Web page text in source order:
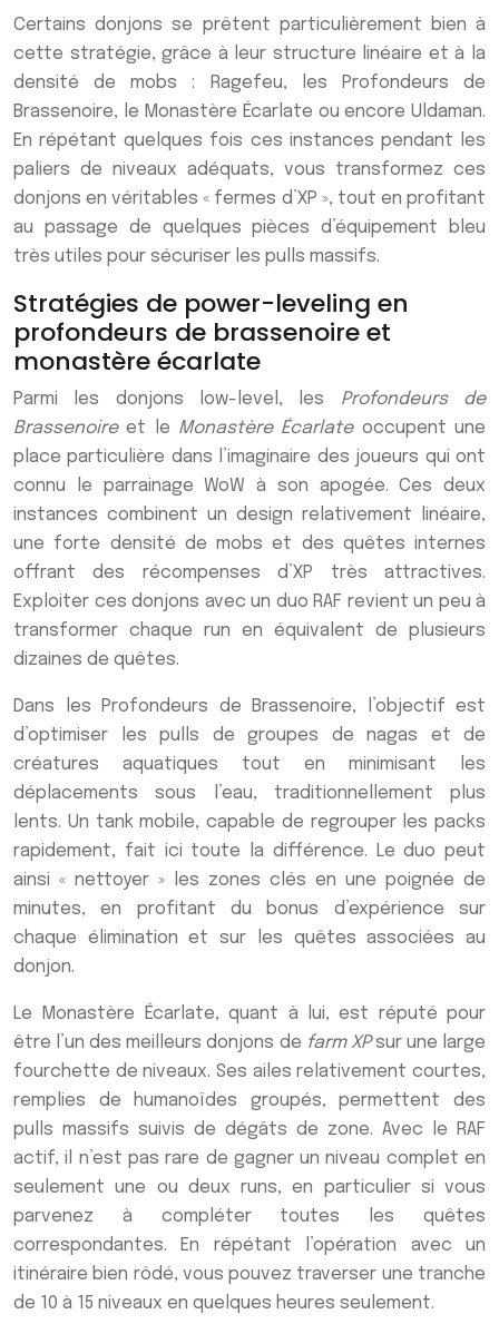
Certains donjons se prêtent particulièrement bien à
cette stratégie, grâce à leur structure linéaire et à la
densité de mobs : Ragefeu, les Profondeurs de
Brassenoire, le Monastère Écarlate ou encore Uldaman.
En répétant quelques fois ces instances pendant les
paliers de niveaux adéquats, vous transformez ces
donjons en véritables « fermes d’XP », tout en profitant
au passage de quelques pièces d’équipement bleu
très utiles pour sécuriser les pulls massifs.
Stratégies de power-leveling en
profondeurs de brassenoire et
monastère écarlate
Parmi les donjons low-level, les Profondeurs de
Brassenoireet le Monastère Écarlateoccupent une
place particulière dans l’imaginaire des joueurs qui ont
connu le parrainage WoW à son apogée. Ces deux
instances combinent un design relativement linéaire,
une forte densité de mobs et des quêtes internes
offrant des récompenses d’XP très attractives.
Exploiter ces donjons avec un duo RAF revient un peu à
transformer chaque run en équivalent de plusieurs
dizaines de quêtes.
Dans les Profondeurs de Brassenoire, l’objectif est
d’optimiser les pulls de groupes de nagas et de
créatures aquatiques tout en minimisant les
déplacements sous l’eau, traditionnellement plus
lents. Un tank mobile, capable de regrouper les packs
rapidement, fait ici toute la différence. Le duo peut
ainsi « nettoyer » les zones clés en une poignée de
minutes, en profitant du bonus d’expérience sur
chaque élimination et sur les quêtes associées au
donjon.
Le Monastère Écarlate, quant à lui, est réputé pour
être l’un des meilleurs donjons de farm XPsur une large
fourchette de niveaux. Ses ailes relativement courtes,
remplies de humanoïdes groupés, permettent des
pulls massifs suivis de dégâts de zone. Avec le RAF
actif, il n’est pas rare de gagner un niveau complet en
seulement une ou deux runs, en particulier si vous
parvenez à compléter toutes les quêtes
correspondantes. En répétant l’opération avec un
itinéraire bien rôdé, vous pouvez traverser une tranche
de 10 à 15 niveaux en quelques heures seulement.